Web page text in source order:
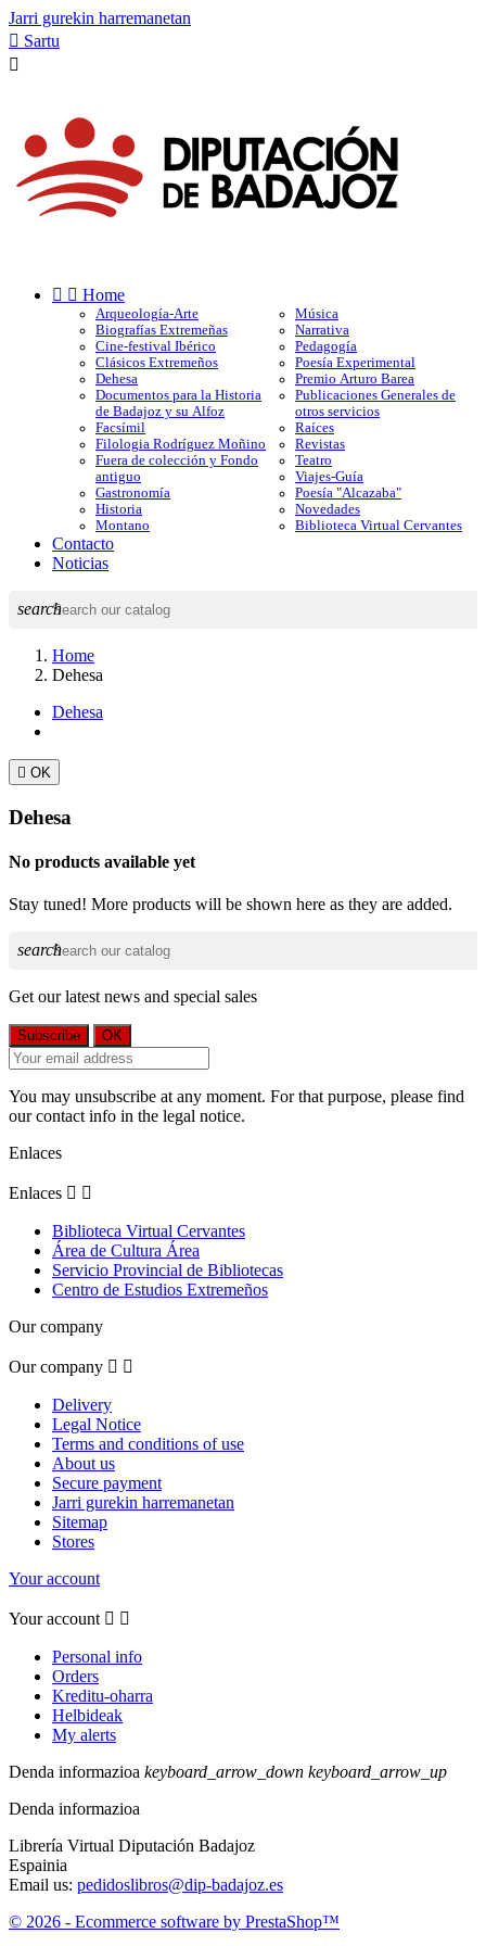
Jarri gurekin harremanetan
 Sartu

  Home
Arqueología-Arte
Biografías Extremeñas
Cine-festival Ibérico
Clásicos Extremeños
Dehesa
Documentos para la Historia
de Badajoz y su Alfoz
Facsímil
Filologia Rodríguez Moñino
Fuera de colección y Fondo
antiguo
Gastronomía
Historia
Montano
Música
Narrativa
Pedagogía
Poesía Experimental
Premio Arturo Barea
Publicaciones Generales de
otros servicios
Raíces
Revistas
Teatro
Viajes-Guía
Poesía "Alcazaba"
Novedades
Biblioteca Virtual Cervantes
Contacto
Noticias
search
Home
Dehesa
Dehesa
 OK
Dehesa
No products available yet
Stay tuned! More products will be shown here as they are added.
search
Get our latest news and special sales
You may unsubscribe at any moment. For that purpose, please find
our contact info in the legal notice.
Enlaces
Enlaces  
Biblioteca Virtual Cervantes
Área de Cultura Área
Servicio Provincial de Bibliotecas
Centro de Estudios Extremeños
Our company
Our company  
Delivery
Legal Notice
Terms and conditions of use
About us
Secure payment
Jarri gurekin harremanetan
Sitemap
Stores
Your account
Your account  
Personal info
Orders
Kreditu-oharra
Helbideak
My alerts
Denda informazioa keyboard_arrow_down keyboard_arrow_up
Denda informazioa
Librería Virtual Diputación Badajoz
Espainia
Email us: pedidoslibros@dip-badajoz.es
© 2026 - Ecommerce software by PrestaShop™